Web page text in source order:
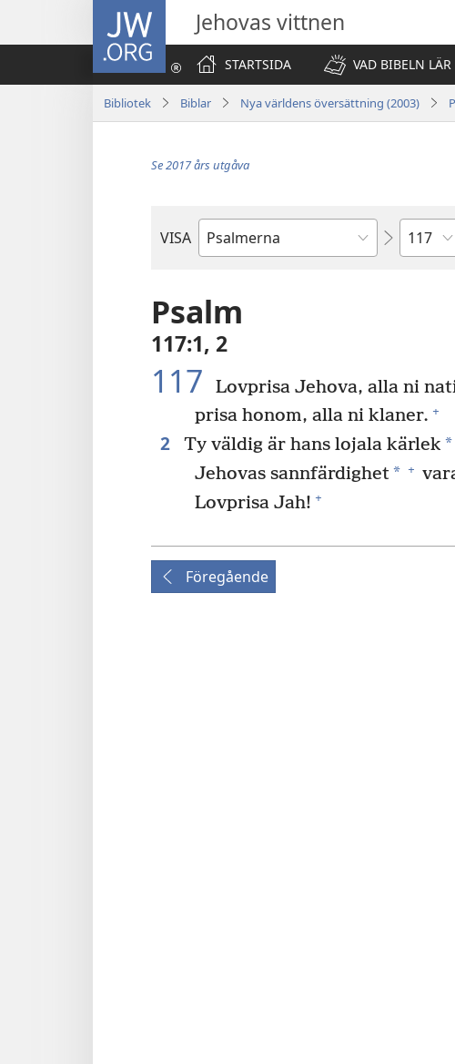
JW.ORG Jehovas vittnen
STARTSIDA
VAD BIBELN LÄR
Bibliotek Biblar Nya världens översättning (2003)
Se 2017 års utgåva
VISA
Bibelbok
Kapitel
Psalm
117:1, 2
117 Lovprisa Jehova, alla ni
prisa honom, alla ni klaner. +
2 Ty väldig är hans lojala kärlek *
Jehovas sannfärdighet* +
Lovprisa Jah! +
Föregående